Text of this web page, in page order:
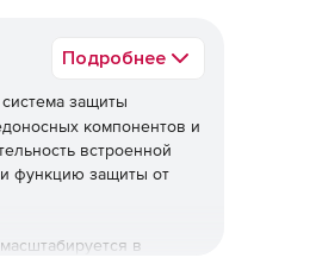
Подробнее
защиты
компонентов и
встроенной
функцию защиты от
в